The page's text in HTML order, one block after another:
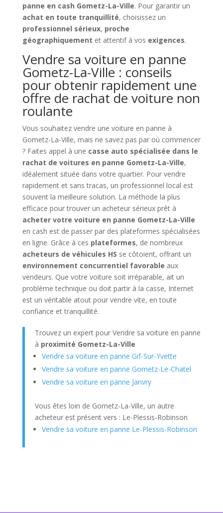
panne en cash Gometz-La-Ville. Pour garantir un
achat en toute tranquillité, choisissez un
professionnel sérieux, proche
géographiquement et attentif à vos exigences.
Vendre sa voiture en panne
Gometz-La-Ville : conseils
pour obtenir rapidement une
offre de rachat de voiture non
roulante
Vous souhaitez vendre une voiture en panne à
Gometz-La-Ville, mais ne savez pas par où commencer
? Faites appel à une casse auto spécialisée dans le
rachat de voitures en panne Gometz-La-Ville,
idéalement située dans votre quartier. Pour vendre
rapidement et sans tracas, un professionnel local est
souvent la meilleure solution. La méthode la plus
efficace pour trouver un acheteur sérieux prêt à
acheter votre voiture en panne Gometz-La-Ville
en cash est de passer par des plateformes spécialisées
en ligne. Grâce à ces plateformes, de nombreux
acheteurs de véhicules HS se côtoient, offrant un
environnement concurrentiel favorable aux
vendeurs. Que votre voiture soit irréparable, ait un
problème technique ou doit partir à la casse, Internet
est un véritable atout pour vendre vite, en toute
confiance et tranquillité.
Trouvez un expert pour Vendre sa voiture en panne
à proximité Gometz-La-Ville
Vendre sa voiture en panne Gif-Sur-Yvette
Vendre sa voiture en panne Gometz-Le-Chatel
Vendre sa voiture en panne Janvry
Vous êtes loin de Gometz-La-Ville, un autre
acheteur est présent vers : Le-Plessis-Robinson
Vendre sa voiture en panne Le-Plessis-Robinson